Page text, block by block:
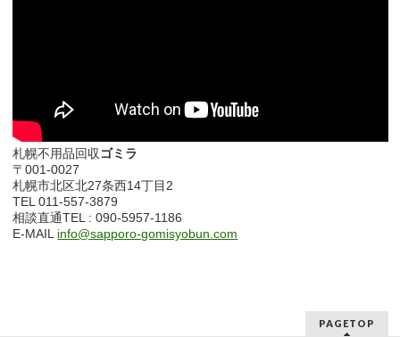
札幌不用品回収 ゴミラ
〒001-0027
札幌市北区北27条西14丁目2
TEL 011-557-3879
相談直通TEL : 090-5957-1186
E-MAIL info@sapporo-gomisyobun.com
PAGETOP